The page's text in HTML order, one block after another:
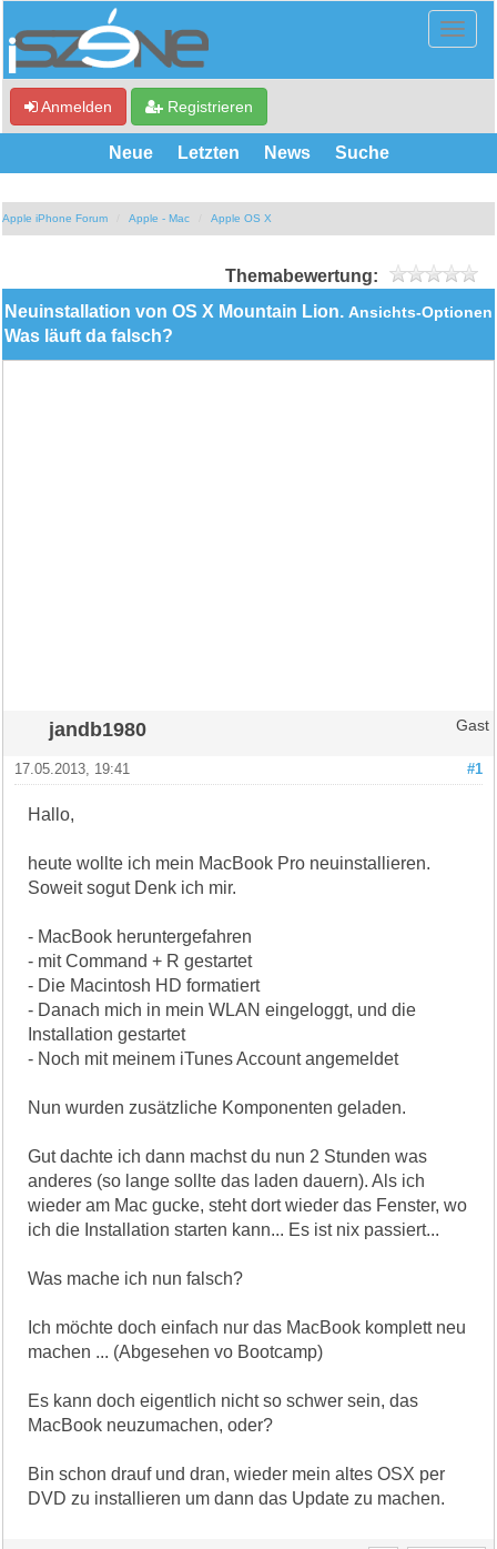
Anmelden Registrieren
Neue Letzten News Suche
Apple iPhone Forum Apple - Mac Apple OS X
Themabewertung:
Ansichts-Optionen
Neuinstallation von OS X Mountain Lion.
Was läuft da falsch?
jandb1980 Gast
#1
17.05.2013, 19:41
Hallo,
heute wollte ich mein MacBook Pro neuinstallieren.
Soweit sogut Denk ich mir.
- MacBook heruntergefahren
- mit Command + R gestartet
- Die Macintosh HD formatiert
- Danach mich in mein WLAN eingeloggt, und die
Installation gestartet
- Noch mit meinem iTunes Account angemeldet
Nun wurden zusätzliche Komponenten geladen.
Gut dachte ich dann machst du nun 2 Stunden was
anderes (so lange sollte das laden dauern). Als ich
wieder am Mac gucke, steht dort wieder das Fenster, wo
ich die Installation starten kann... Es ist nix passiert...
Was mache ich nun falsch?
Ich möchte doch einfach nur das MacBook komplett neu
machen ... (Abgesehen vo Bootcamp)
Es kann doch eigentlich nicht so schwer sein, das
MacBook neuzumachen, oder?
Bin schon drauf und dran, wieder mein altes OSX per
DVD zu installieren um dann das Update zu machen.